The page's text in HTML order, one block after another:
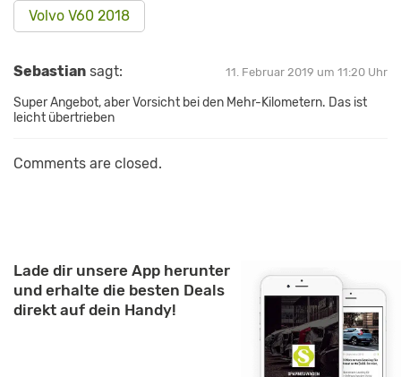
Volvo V60 2018
Sebastian sagt: 11. Februar 2019 um 11:20 Uhr
Super Angebot, aber Vorsicht bei den Mehr-Kilometern. Das ist
leicht übertrieben
Comments are closed.
Lade dir unsere App herunter
und erhalte die besten Deals
direkt auf dein Handy!